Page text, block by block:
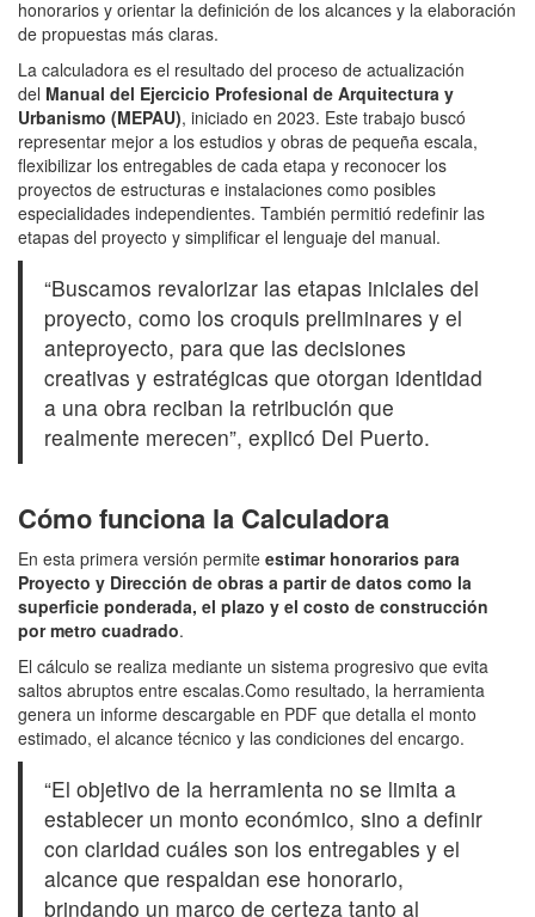
honorarios y orientar la definición de los alcances y la elaboración
de propuestas más claras.
La calculadora es el resultado del proceso de actualización
del Manual del Ejercicio Profesional de Arquitectura y
Urbanismo (MEPAU), iniciado en 2023. Este trabajo buscó
representar mejor a los estudios y obras de pequeña escala,
flexibilizar los entregables de cada etapa y reconocer los
proyectos de estructuras e instalaciones como posibles
especialidades independientes. También permitió redefinir las
etapas del proyecto y simplificar el lenguaje del manual.
“Buscamos revalorizar las etapas iniciales del
proyecto, como los croquis preliminares y el
anteproyecto, para que las decisiones
creativas y estratégicas que otorgan identidad
a una obra reciban la retribución que
realmente merecen”, explicó Del Puerto.
Cómo funciona la Calculadora
En esta primera versión permite estimar honorarios para
Proyecto y Dirección de obras a partir de datos como la
superficie ponderada, el plazo y el costo de construcción
por metro cuadrado.
El cálculo se realiza mediante un sistema progresivo que evita
saltos abruptos entre escalas.Como resultado, la herramienta
genera un informe descargable en PDF que detalla el monto
estimado, el alcance técnico y las condiciones del encargo.
“El objetivo de la herramienta no se limita a
establecer un monto económico, sino a definir
con claridad cuáles son los entregables y el
alcance que respaldan ese honorario,
brindando un marco de certeza tanto al